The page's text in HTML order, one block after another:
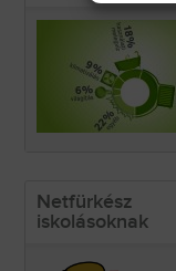
Netfürkész
iskolásoknak